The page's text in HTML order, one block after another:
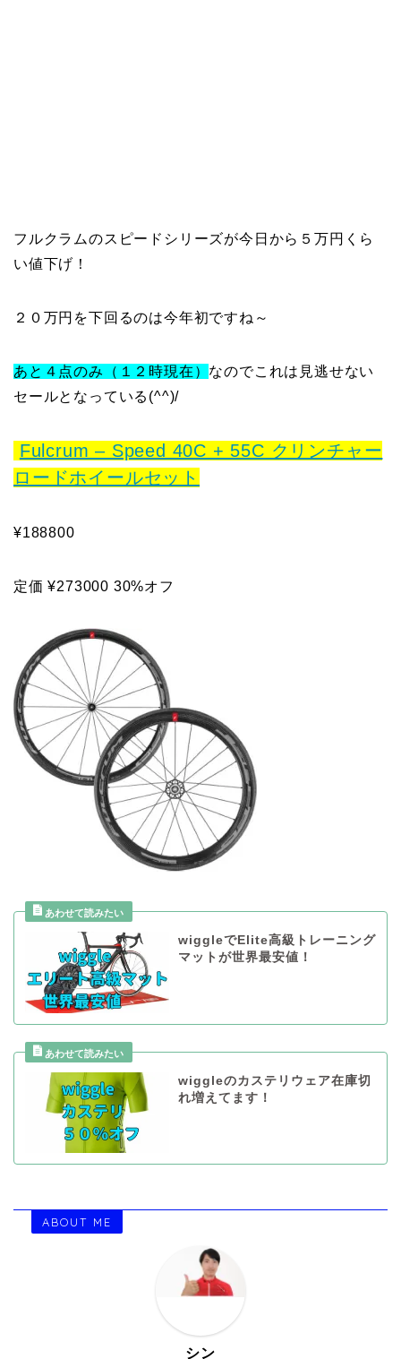
フルクラムのスピードシリーズが今日から５万円くら
い値下げ！
２０万円を下回るのは今年初ですね～
あと４点のみ（１２時現在） なのでこれは見逃せない
セールとなっている(^^)/
Fulcrum – Speed 40C + 55C クリンチャー
ロードホイールセット
¥188800
定価 ¥273000 30%オフ
wiggleでElite高級トレーニング
マットが世界最安値！
wiggleのカステリウェア在庫切
れ増えてます！
ABOUT ME
シン